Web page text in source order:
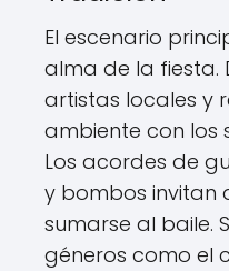
El escenario
alma de la fiesta.
artistas locales y
ambiente con los
Los acordes de
y bombos invitan
sumarse al baile.
géneros como el